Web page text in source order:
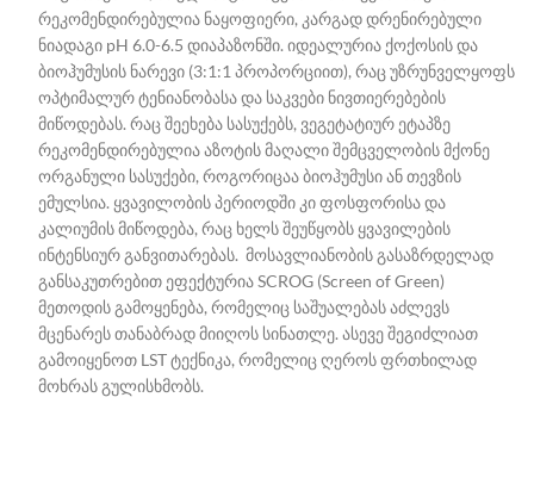
რეკომენდირებულია ნაყოფიერი, კარგად დრენირებული
ნიადაგი pH 6.0-6.5 დიაპაზონში. იდეალურია ქოქოსის და
ბიოჰუმუსის ნარევი (3:1:1 პროპორციით), რაც უზრუნველყოფს
ოპტიმალურ ტენიანობასა და საკვები ნივთიერებების
მიწოდებას. რაც შეეხება სასუქებს, ვეგეტატიურ ეტაპზე
რეკომენდირებულია აზოტის მაღალი შემცველობის მქონე
ორგანული სასუქები, როგორიცაა ბიოჰუმუსი ან თევზის
ემულსია. ყვავილობის პერიოდში კი ფოსფორისა და
კალიუმის მიწოდება, რაც ხელს შეუწყობს ყვავილების
ინტენსიურ განვითარებას. მოსავლიანობის გასაზრდელად
განსაკუთრებით ეფექტურია SCROG (Screen of Green)
მეთოდის გამოყენება, რომელიც საშუალებას აძლევს
მცენარეს თანაბრად მიიღოს სინათლე. ასევე შეგიძლიათ
გამოიყენოთ LST ტექნიკა, რომელიც ღეროს ფრთხილად
მოხრას გულისხმობს.